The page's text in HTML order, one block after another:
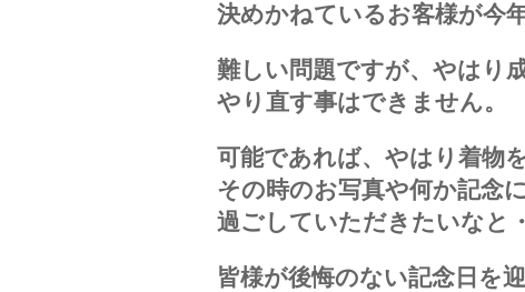
決めかねているお客様が今
難しい問題ですが、やはり
やり直す事はできません。
可能であれば、やはり着物
その時のお写真や何か記念
過ごしていただきたいなと
皆様が後悔のない記念日を